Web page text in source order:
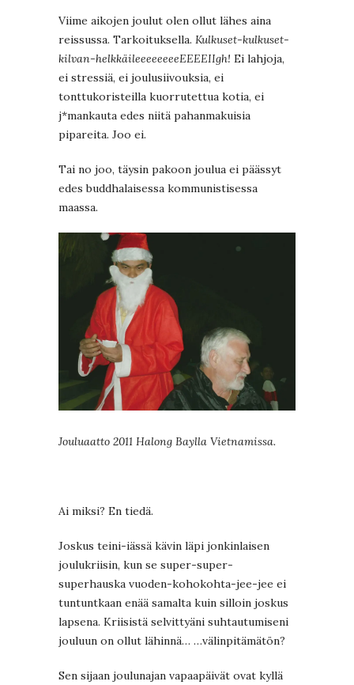
Viime aikojen joulut olen ollut lähes aina
reissussa. Tarkoituksella. Kulkuset-kulkuset-
kilvan-helkkäileeeeeeeeEEEEIIgh! Ei lahjoja,
ei stressiä, ei joulusiivouksia, ei
tonttukoristeilla kuorrutettua kotia, ei
j*mankauta edes niitä pahanmakuisia
pipareita. Joo ei.
Tai no joo, täysin pakoon joulua ei päässyt
edes buddhalaisessa kommunistisessa
maassa.
Jouluaatto 2011 Halong Baylla Vietnamissa.
Ai miksi? En tiedä.
Joskus teini-iässä kävin läpi jonkinlaisen
joulukriisin, kun se super-super-
superhauska vuoden-kohokohta-jee-jee ei
tuntuntkaan enää samalta kuin silloin joskus
lapsena. Kriisistä selvittyäni suhtautumiseni
jouluun on ollut lähinnä… …välinpitämätön?
Sen sijaan joulunajan vapaapäivät ovat kyllä